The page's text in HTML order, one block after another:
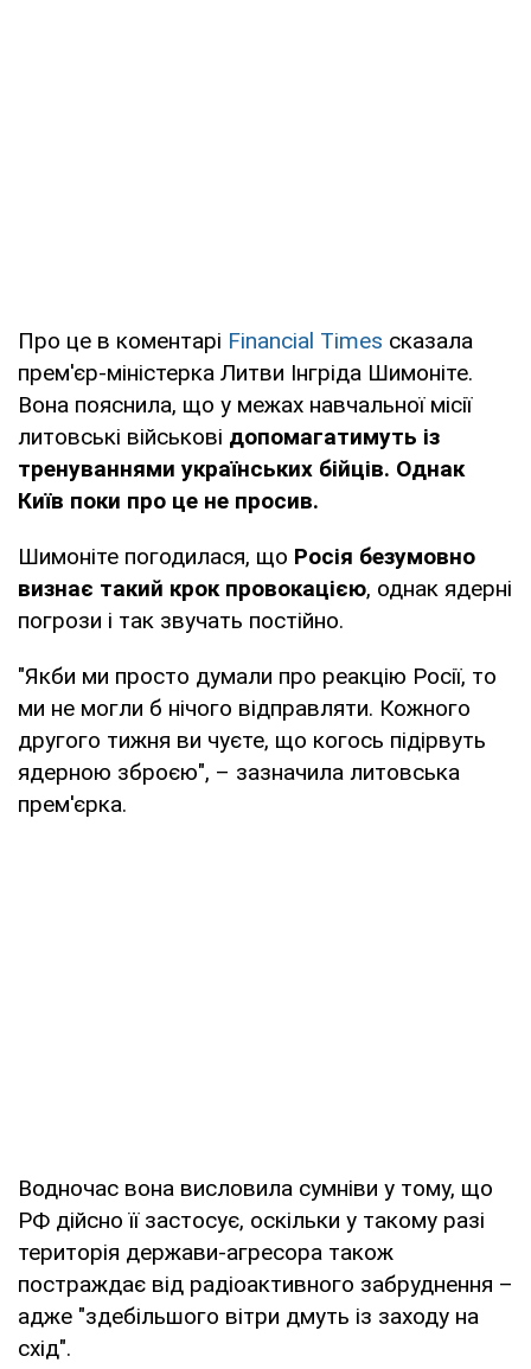
Про це в коментарі Financial Times сказала
прем'єр-міністерка Литви Інгріда Шимоніте.
Вона пояснила, що у межах навчальної місії
литовські військові допомагатимуть із
тренуваннями українських бійців. Однак
Київ поки про це не просив.
Шимоніте погодилася, що Росія безумовно
визнає такий крок провокацією, однак ядерні
погрози і так звучать постійно.
"Якби ми просто думали про реакцію Росії, то
ми не могли б нічого відправляти. Кожного
другого тижня ви чуєте, що когось підірвуть
ядерною зброєю", – зазначила литовська
прем'єрка.
Водночас вона висловила сумніви у тому, що
РФ дійсно її застосує, оскільки у такому разі
територія держави-агресора також
постраждає від радіоактивного забруднення –
адже "здебільшого вітри дмуть із заходу на
схід".